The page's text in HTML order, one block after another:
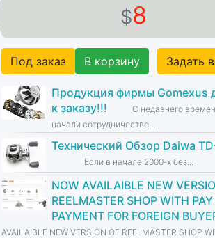
$8
Под заказ В корзину Задать
Продукция фирмы Gomexus
к заказу!!!
С недавнего
начали сотрудничество...
Технический Обзор Daiwa
Если в начале 2000-х без...
NOW AVAILAIBLE NEW
REELMASTER SHOP WITH
PAYMENT FOR FOREIGN
AVAILAIBLE NEW VERSION OF REELMASTER SHOP